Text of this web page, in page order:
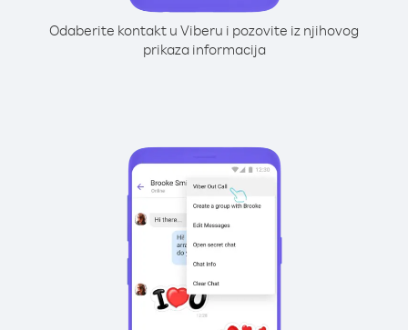
Odaberite kontakt u Viberu i pozovite iz njihovog
prikaza informacija